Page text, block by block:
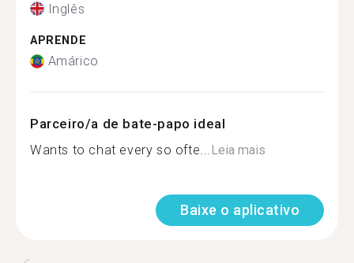
Inglês
APRENDE
Amárico
Parceiro/a de bate-papo ideal
Wants to chat every so ofte...Leia mais
Baixe o aplicativo